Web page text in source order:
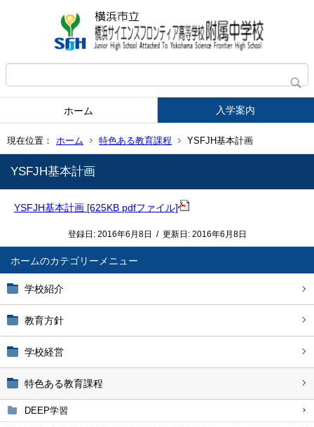
ホーム 入学案内
現在位置： ホーム 特色ある教育課程 YSFJH基本計画
ホーム
学校紹介
教育方針
学校経営
特色ある教育課程
DEEP学習
YSFJH基本計画
YSFJH基本計画 [625KB pdfファイル]
登録日: 2016年6月8日 / 更新日: 2016年6月8日